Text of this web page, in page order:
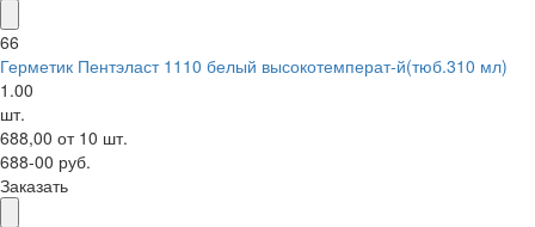
66
Герметик Пентэласт 1110 белый высокотемперат-й(тюб.310 мл)
1.00
шт.
688,00 от 10 шт.
688-00 руб.
Заказать